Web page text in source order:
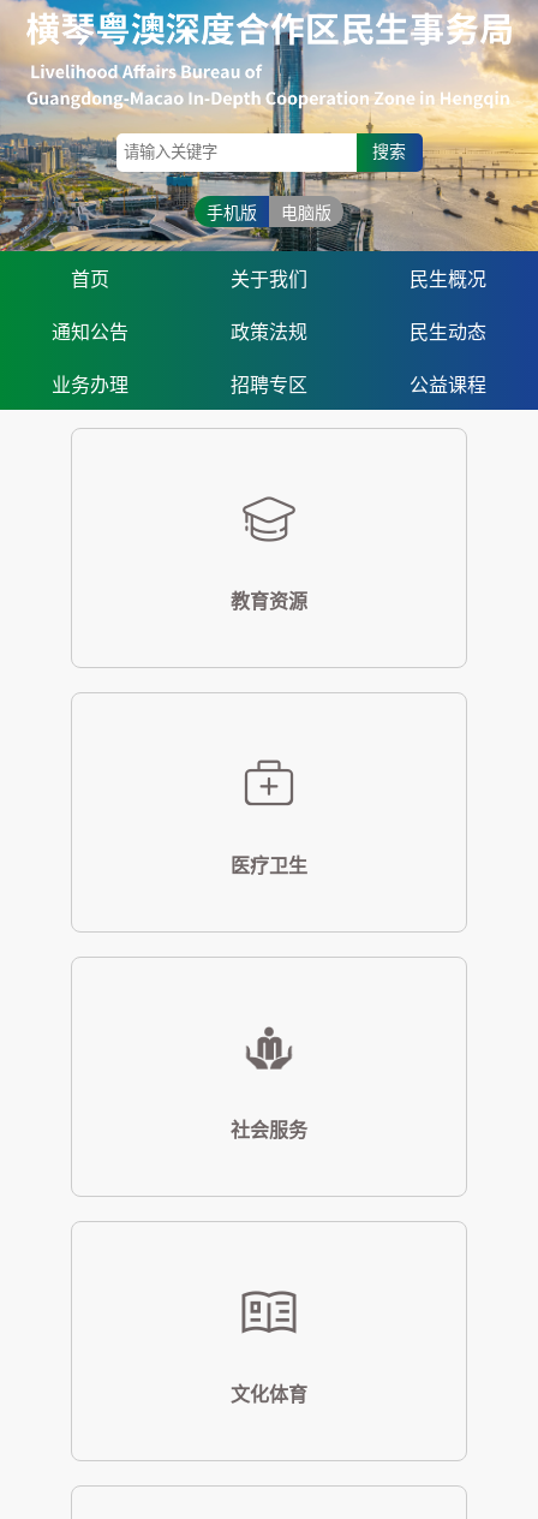
搜索
手机版 电脑版
首页 关于我们 民生概况
通知公告 政策法规 民生动态
业务办理 招聘专区 公益课程
教育资源
医疗卫生
社会服务
文化体育